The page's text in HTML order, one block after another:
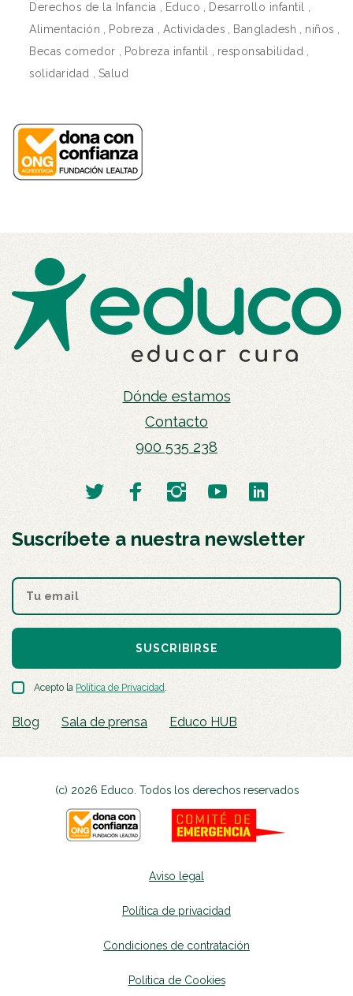
Derechos de la Infancia , Educo , Desarrollo infantil ,
Alimentación , Pobreza , Actividades , Bangladesh , niños ,
Becas comedor , Pobreza infantil , responsabilidad ,
solidaridad , Salud
Dónde estamos
Contacto
900 535 238
Suscríbete a nuestra newsletter
SUSCRIBIRSE
Acepto la Política de Privacidad.
Blog Sala de prensa Educo HUB
(c) 2026 Educo. Todos los derechos reservados
Aviso legal
Política de privacidad
Condiciones de contratación
Política de Cookies